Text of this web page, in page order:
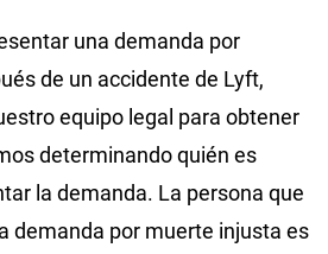
una demanda por
de un accidente de Lyft,
equipo legal para obtener
determinando quién es
la demanda. La persona que
demanda por muerte injusta es